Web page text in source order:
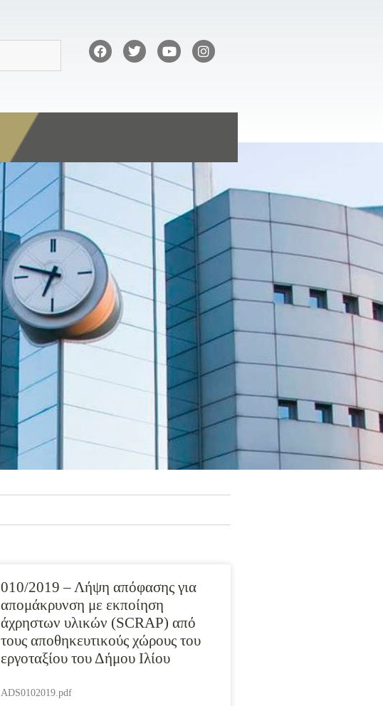
010/2019 – Λήψη απόφασης για
απομάκρυνση με εκποίηση
άχρηστων υλικών (SCRAP) από
τους αποθηκευτικούς χώρους του
εργοταξίου του Δήμου Ιλίου
ADS0102019.pdf